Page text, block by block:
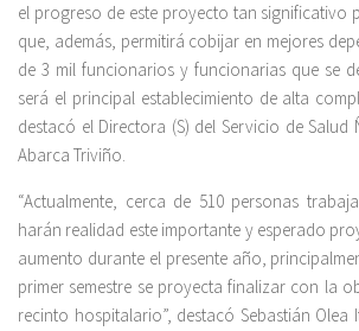
el progreso de este proyecto tan significativo
que, además, permitirá cobijar en mejores
de 3 mil funcionarios y funcionarias que se
será el principal establecimiento de alta
destacó el Directora (S) del Servicio de Salud
Abarca Triviño.
“Actualmente, cerca de 510 personas
harán realidad este importante y esperado
aumento durante el presente año,
primer semestre se proyecta finalizar con la
recinto hospitalario”, destacó Sebastián